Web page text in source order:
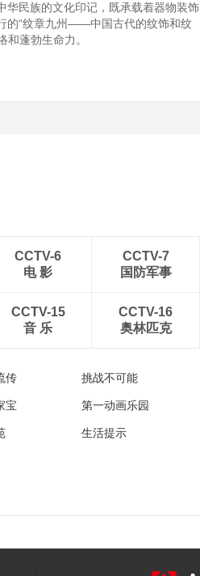
华民族的文化印记，既承载着器物装饰
的“纹章九州——中国古代的纹饰和纹
蓬勃生命力。
CCTV-6
电 影
CCTV-7
国防军事
CCTV-15
音 乐
CCTV-16
奥林匹克
传 挑战不可能
宝 第一动画乐园
生活提示